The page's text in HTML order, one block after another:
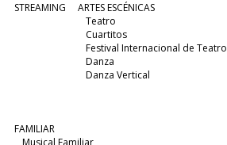
STREAMING
ARTES ESCÉNICAS
Teatro
Cuartitos
Festival Internacional de Teatro
Danza
Danza Vertical
FAMILIAR